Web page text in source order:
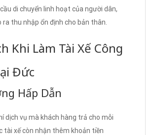
di chuyển linh hoạt của người dân,
thu nhập ổn định cho bản thân.
Khi Làm Tài Xế Công
Đức
Hấp Dẫn
dịch vụ mà khách hàng trả cho mỗi
tài xế còn nhận thêm khoản tiền